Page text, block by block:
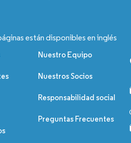
están disponibles en inglés
Nuestro Equipo
Nuestros Socios
Responsabilidad social
Preguntas Frecuentes